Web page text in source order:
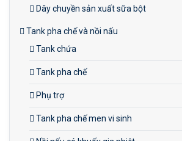
Dây chuyền sản xuất sữa bột
Tank pha chế và nồi nấu
Tank chứa
Tank pha chế
Phụ trợ
Tank pha chế men vi sinh